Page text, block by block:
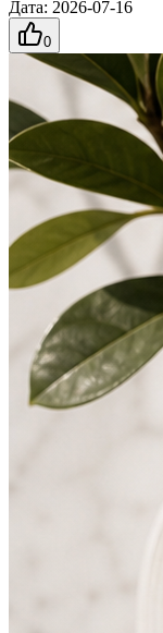
Дата: 2026-07-16
0